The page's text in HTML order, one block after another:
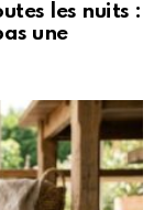
les nuits :
une